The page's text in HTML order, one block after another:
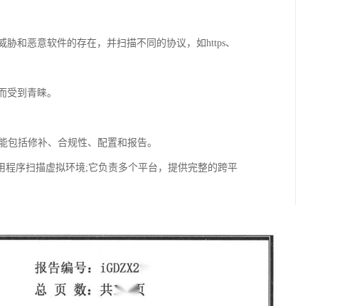
和恶意软件的存在，并扫描不同的协议，如https、
到青睐。
包括修补、合规性、配置和报告。
程序扫描虚拟环境;它负责多个平台，提供完整的跨平